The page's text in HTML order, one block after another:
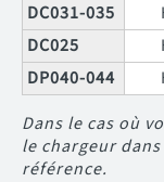
DC031-035
DC025
DP040-044
Dans le cas où
le chargeur
référence.